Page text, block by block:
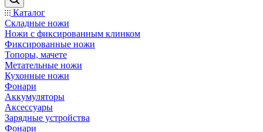
Каталог
Складные ножи
Ножи с фиксированным клинком
Фиксированные ножи
Топоры, мачете
Метательные ножи
Кухонные ножи
Фонари
Аккумуляторы
Аксессуары
Зарядные устройства
Фонари